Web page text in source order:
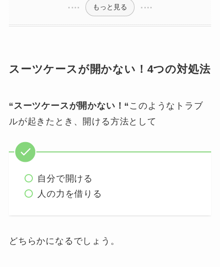
もっと見る
スーツケースが開かない！4つの対処法
“スーツケースが開かない！“ このようなトラブ
ルが起きたとき、開ける方法として
自分で開ける
人の力を借りる
どちらかになるでしょう。